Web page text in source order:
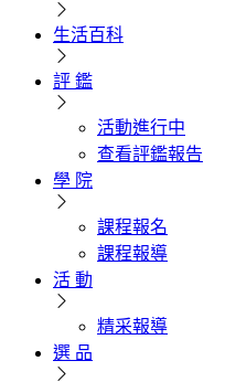
生活百科
評 鑑
活動進行中
查看評鑑報告
學 院
課程報名
課程報導
活 動
精采報導
選 品